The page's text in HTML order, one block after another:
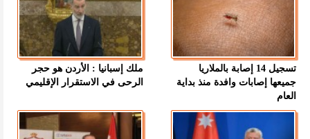
تسجيل 14 إصابة بالملاريا
جميعها إصابات وافدة منذ بداية
العام
ملك إسبانيا : الأردن هو حجر
الرحى في الاستقرار الإقليمي